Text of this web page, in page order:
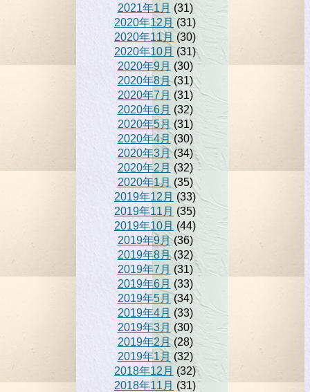
2021年1月 (31)
2020年12月 (31)
2020年11月(30)
2020年10月 (31)
2020年9月(30)
2020年8月(31)
2020年7月 (31)
2020年6月 (32)
2020年5月(31)
2020年4月(30)
2020年3月(34)
2020年2月(32)
2020年1月 (35)
2019年12月 (33)
2019年11月 (35)
2019年10月 (44)
2019年9月(36)
2019年8月(32)
2019年7月 (31)
2019年6月 (33)
2019年5月 (34)
2019年4月 (33)
2019年3月 (30)
2019年2月(28)
2019年1月(32)
2018年12月 (32)
2018年11月 (31)